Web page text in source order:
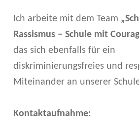
Ich arbeite mit dem Team
Rassismus – Schule mit
das sich ebenfalls für ein
diskriminierungsfreies und
Miteinander an unserer
Kontaktaufnahme: